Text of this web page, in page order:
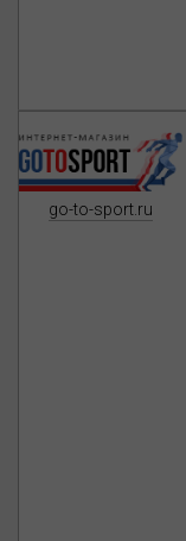
go-to-sport.ru